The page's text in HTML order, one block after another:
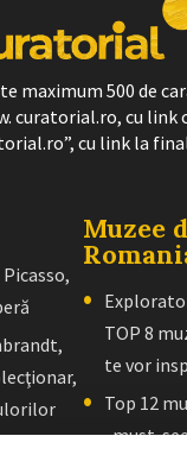
maximum 500 de
cu link
cu link la
Muzee
TOP 8
te vor
Top 12
„must-